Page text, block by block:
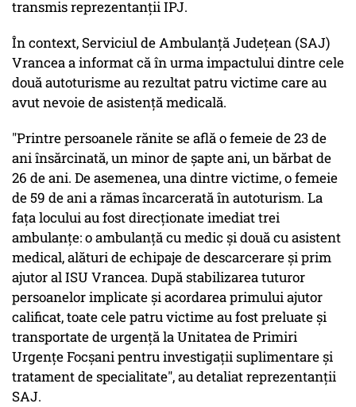
transmis reprezentanţii IPJ.
În context, Serviciul de Ambulanţă Judeţean (SAJ)
Vrancea a informat că în urma impactului dintre cele
două autoturisme au rezultat patru victime care au
avut nevoie de asistenţă medicală.
"Printre persoanele rănite se află o femeie de 23 de
ani însărcinată, un minor de şapte ani, un bărbat de
26 de ani. De asemenea, una dintre victime, o femeie
de 59 de ani a rămas încarcerată în autoturism. La
faţa locului au fost direcţionate imediat trei
ambulanţe: o ambulanţă cu medic şi două cu asistent
medical, alături de echipaje de descarcerare şi prim
ajutor al ISU Vrancea. După stabilizarea tuturor
persoanelor implicate şi acordarea primului ajutor
calificat, toate cele patru victime au fost preluate şi
transportate de urgenţă la Unitatea de Primiri
Urgenţe Focşani pentru investigaţii suplimentare şi
tratament de specialitate", au detaliat reprezentanţii
SAJ.